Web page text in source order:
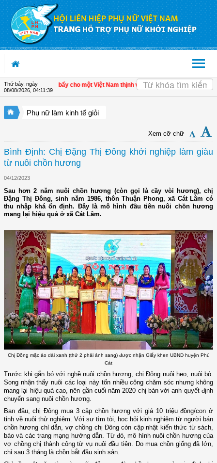
Truy cập nội dung luôn
Thứ bảy, ngày
08/08/2026 04:11:40
tế tư nhân - Đòn bẩy cho một Việt Nam thịnh vượng | Hội LHPN tỉnh Kiên
Phụ nữ làm kinh tế giỏi
Xem cỡ chữ
Bình Định: Chị Đặng Thị Đông khởi nghiệp làm giàu
từ nuôi chồn hương
04/12/2023
Sau hơn 2 năm nuôi chồn hương (còn gọi là cầy vòi hương), chị
Đặng Thị Đông, sinh năm 1986, thôn Thuận Phong, xã Cát Lâm có
thu nhập khá ổn định. Đây là mô hình đầu tiên nuôi chồn hương
mang lại hiệu quả ở xã Cát Lâm.
Chị Đông mặc áo dài xanh (thứ 2 phải ảnh sang) được nhận Giấy khen UBND huyện Phù
Cát
Trước khi gắn bó với nghề nuôi chồn hương, chị Đông nuôi heo, nuôi bò.
Song nhận thấy nuôi các loại này tốn nhiều công chăm sóc nhưng không
mang lại hiệu quả cao, nên gần cuối năm 2020 chị bàn với anh quyết định
chuyển sang nuôi chồn hương.
Ban đầu, chị Đông mua 3 cặp chồn hương với giá 10 triệu đồng/con ở
tỉnh về nuôi thử nghiệm. Với sự tìm tòi, học hỏi kinh nghiệm từ người bán
chồn hương chỉ dẫn, vợ chồng chị Đông còn cập nhật kiến thức từ sách,
báo và các trang mạng hướng dẫn. Từ đó, mô hình nuôi chồn hương của
vợ chồng chị thành công từ vụ nuôi đầu tiên. Do mua chồn giống đã lớn,
chỉ sau 3 tháng là chồn bắt đầu sinh sản.